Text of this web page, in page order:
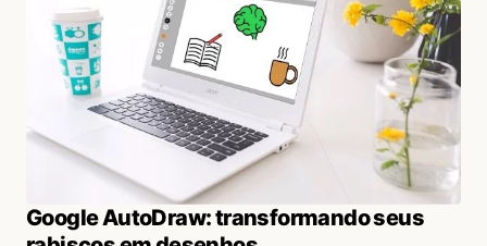
Google AutoDraw: transformando seus